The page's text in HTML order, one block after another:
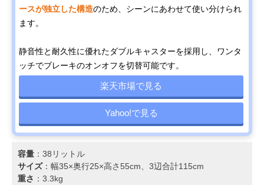
ースが独立した構造のため、シーンにあわせて使い分けられ
ます。
静音性と耐久性に優れたダブルキャスターを採用し、ワンタ
ッチでブレーキのオンオフを切替可能です。
楽天市場で見る
Yahoo!で見る
容量 ：38リットル
サイズ：幅35×奥行25×高さ55cm、3辺合計115cm
重さ ：3.3kg